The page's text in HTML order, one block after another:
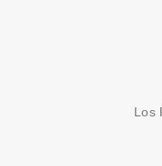
Los